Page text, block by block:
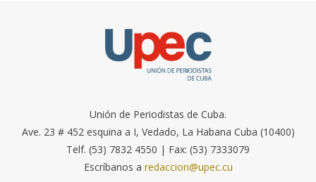
Unión de Periodistas de Cuba.
Ave. 23 # 452 esquina a I, Vedado, La Habana Cuba (10400)
Telf. (53) 7832 4550 | Fax: (53) 7333079
Escríbanos a redaccion@upec.cu